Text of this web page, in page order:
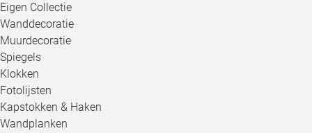
Eigen Collectie
Wanddecoratie
Muurdecoratie
Spiegels
Klokken
Fotolijsten
Kapstokken & Haken
Wandplanken